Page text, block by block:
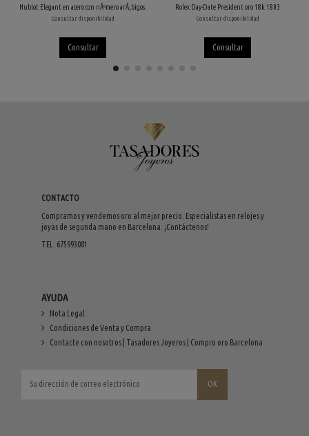
Hublot Elegant en acero con nÃºmero arÃ¡bigos.
Consultar disponibilidad
Consultar
Rolex Day-Date President oro 18k 1803
Consultar disponibilidad
Consultar
CONTACTO
Compramos y vendemos oro al mejor precio. Especialistas en relojes y
joyas de segunda mano en Barcelona. ¡Contáctenos!
TEL. 675993081
AYUDA
Nota Legal
Condiciones de Venta y Compra
Contacte con nosotros | Tasadores Joyeros | Compro oro Barcelona